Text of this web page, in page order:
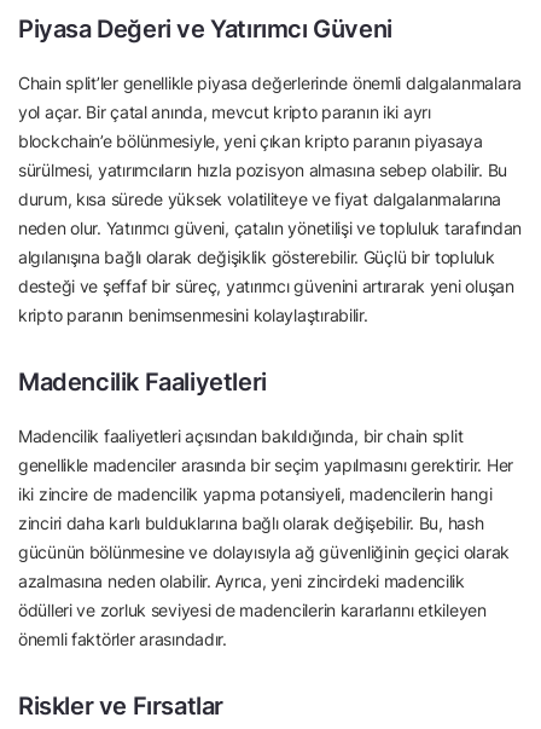
Piyasa Değeri ve Yatırımcı Güveni
Chain split’ler genellikle piyasa değerlerinde önemli dalgalanmalara
yol açar. Bir çatal anında, mevcut kripto paranın iki ayrı
blockchain’e bölünmesiyle, yeni çıkan kripto paranın piyasaya
sürülmesi, yatırımcıların hızla pozisyon almasına sebep olabilir. Bu
durum, kısa sürede yüksek volatiliteye ve fiyat dalgalanmalarına
neden olur. Yatırımcı güveni, çatalın yönetilişi ve topluluk tarafından
algılanışına bağlı olarak değişiklik gösterebilir. Güçlü bir topluluk
desteği ve şeffaf bir süreç, yatırımcı güvenini artırarak yeni oluşan
kripto paranın benimsenmesini kolaylaştırabilir.
Madencilik Faaliyetleri
Madencilik faaliyetleri açısından bakıldığında, bir chain split
genellikle madenciler arasında bir seçim yapılmasını gerektirir. Her
iki zincire de madencilik yapma potansiyeli, madencilerin hangi
zinciri daha karlı bulduklarına bağlı olarak değişebilir. Bu, hash
gücünün bölünmesine ve dolayısıyla ağ güvenliğinin geçici olarak
azalmasına neden olabilir. Ayrıca, yeni zincirdeki madencilik
ödülleri ve zorluk seviyesi de madencilerin kararlarını etkileyen
önemli faktörler arasındadır.
Riskler ve Fırsatlar